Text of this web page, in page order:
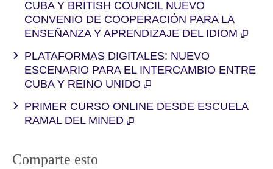
CUBA Y BRITISH COUNCIL NUEVO
CONVENIO DE COOPERACIÓN PARA LA
ENSEÑANZA Y APRENDIZAJE DEL IDIOM
PLATAFORMAS DIGITALES: NUEVO
ESCENARIO PARA EL INTERCAMBIO ENTRE
CUBA Y REINO UNIDO
PRIMER CURSO ONLINE DESDE ESCUELA
RAMAL DEL MINED
Comparte esto